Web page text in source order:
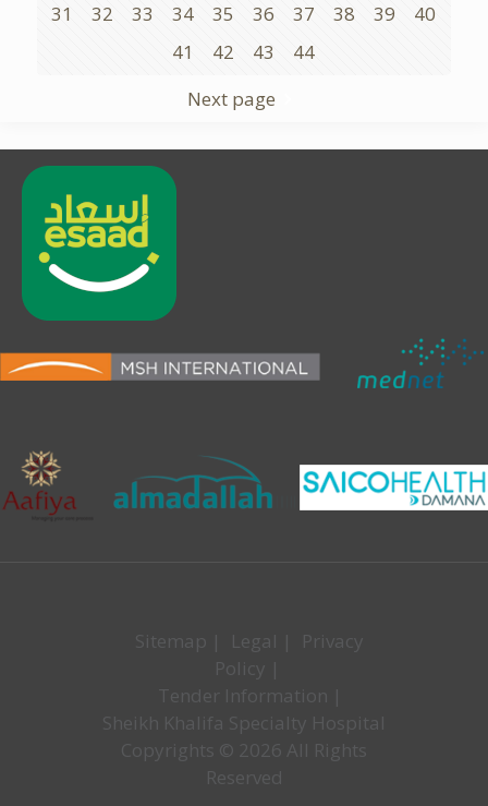
31
32 33 34 35 36 37 38 39
40
41
42 43
44
Next page
Sitemap | Legal |
Privacy
Policy |
Tender Information |
Sheikh Khalifa Specialty Hospital
Copyrights © 2026 All Rights
Reserved